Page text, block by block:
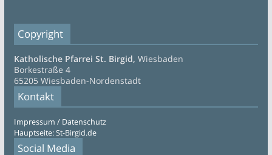
Copyright
Katholische Pfarrei St. Birgid, Wiesbaden
Borkestraße 4
65205 Wiesbaden-Nordenstadt
Kontakt
Impressum / Datenschutz
Hauptseite: St-Birgid.de
Social Media